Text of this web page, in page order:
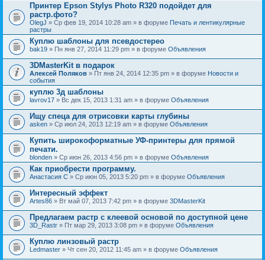
Принтер Epson Stylys Photo R320 подойдет для
растр.фото?
OlegJ » Ср фев 19, 2014 10:28 am » в форуме Печать и лентикулярные
растры
Куплю шаблоны для псевдостерео
bak19 » Пн янв 27, 2014 11:29 pm » в форуме Объявления
3DMasterKit в подарок
Алексей Поляков » Пт янв 24, 2014 12:35 pm » в форуме Новости и
события
куплю 3д шаблоны
lavrov17 » Вс дек 15, 2013 1:31 am » в форуме Объявления
Ищу спеца для отрисовки карты глубины
asken » Ср июл 24, 2013 12:19 am » в форуме Объявления
Купить широкоформатные УФ-принтеры для прямой
печати.
blonden » Ср июн 26, 2013 4:56 pm » в форуме Объявления
Как приобрести программу.
Анастасия С » Ср июн 05, 2013 5:20 pm » в форуме Объявления
Интересный эффект
Artes86 » Вт май 07, 2013 7:42 pm » в форуме 3DMasterKit
Предлагаем растр с клеевой основой по доступной цене
3D_Rastr » Пт мар 29, 2013 3:08 pm » в форуме Объявления
Куплю линзовый растр
Ledmaster » Чт сен 20, 2012 11:45 am » в форуме Объявления